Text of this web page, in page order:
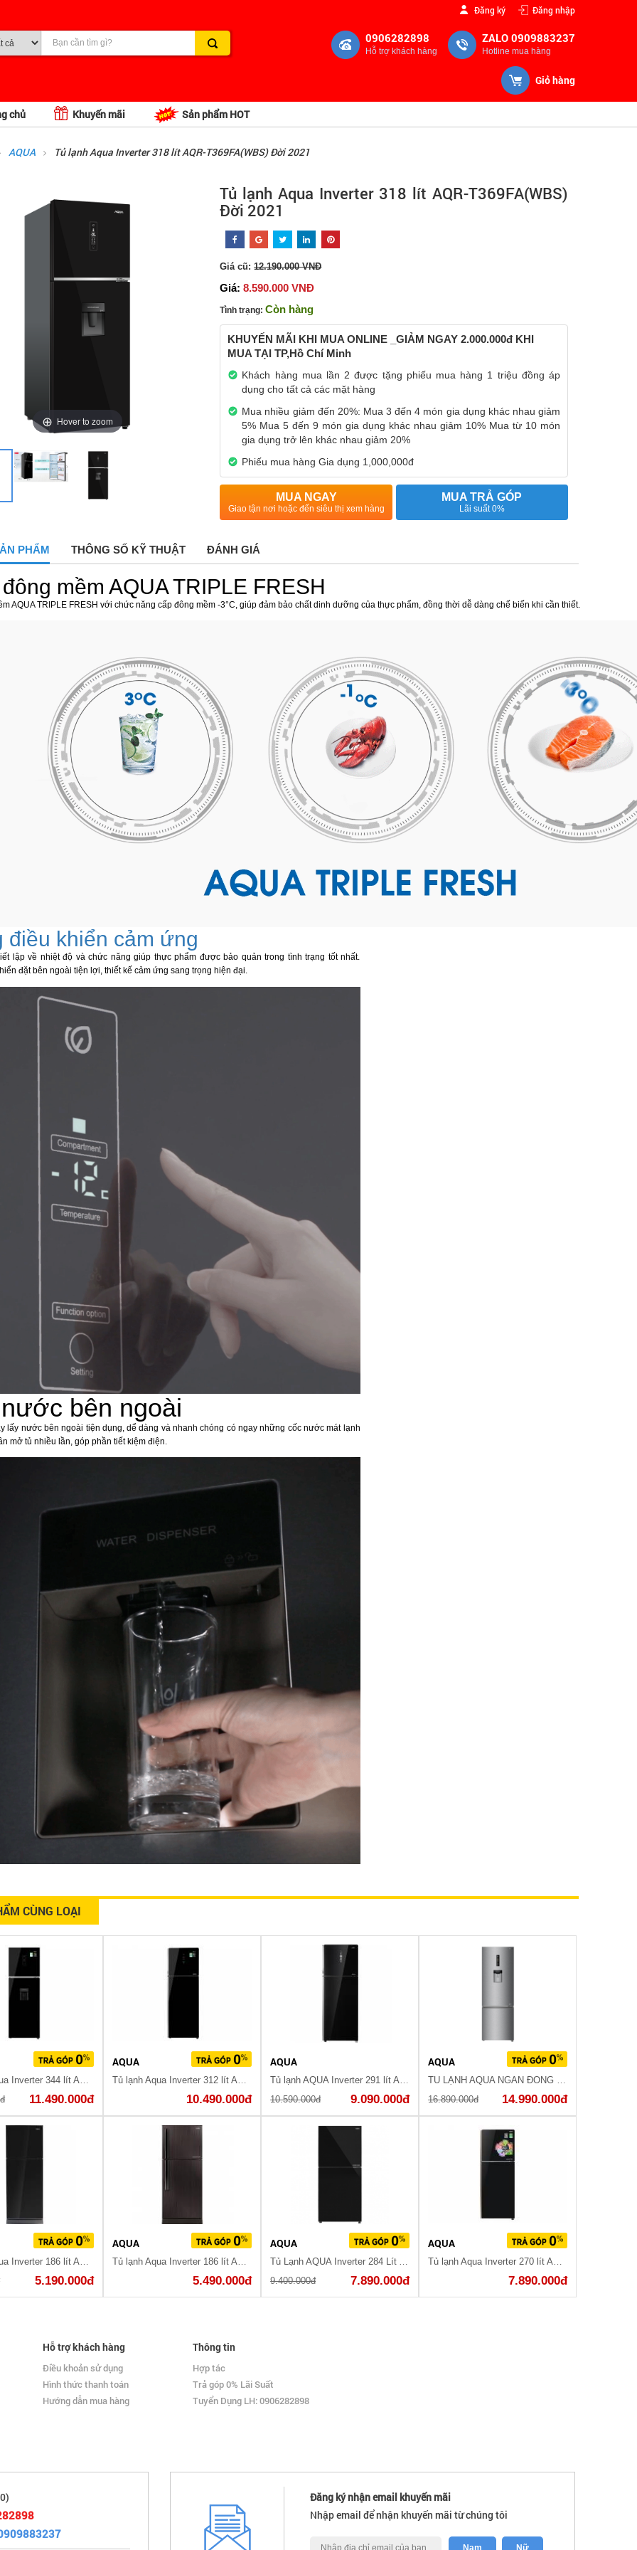
Đăng ký Đăng nhập
ZALO 0909883237
Hotline mua hàng
0906282898
Hỗ trợ khách hàng
Giỏ hàng
chủ Khuyến mãi Sản phẩm HOT
AQUA Tủ lạnh Aqua Inverter 318 lít AQR-T369FA(WBS) Đời 2021
Hover to zoom
Tủ lạnh Aqua Inverter 318 lít AQR-T369FA(WBS)
Đời 2021
Giá cũ: 12.190.000 VNĐ
Giá: 8.590.000 VNĐ
Tình trạng: Còn hàng
KHUYẾN MÃI KHI MUA ONLINE _GIẢM NGAY 2.000.000đ KHI
MUA TẠI TP,Hồ Chí Minh
Khách hàng mua lần 2 được tặng phiếu mua hàng 1 triệu đồng áp
dụng cho tất cả các mặt hàng
Mua nhiều giảm đến 20%: Mua 3 đến 4 món gia dụng khác nhau giảm
5% Mua 5 đến 9 món gia dụng khác nhau giảm 10% Mua từ 10 món
gia dụng trở lên khác nhau giảm 20%
Phiếu mua hàng Gia dụng 1,000,000đ
MUA NGAY
Giao tận nơi hoặc đến siêu thị xem hàng
MUA TRẢ GÓP
Lãi suất 0%
PHẨM THÔNG SỐ KỸ THUẬT ĐÁNH GIÁ
mềm AQUA TRIPLE FRESH
AQUA TRIPLE FRESH với chức năng cấp đông mềm -3°C, giúp đảm bảo chất dinh dưỡng của thực phẩm, đồng thời dễ dàng chế biến khi cần thiết.
điều khiển cảm ứng
lập về nhiệt độ và chức năng giúp thực phẩm được bảo quản trong tình trạng tốt nhất.
đặt bên ngoài tiện lợi, thiết kế cảm ứng sang trọng hiện đại.
bên ngoài
lấy nước bên ngoài tiện dụng, dể dàng và nhanh chóng có ngay những cốc nước mát lạnh
mở tủ nhiều lần, góp phần tiết kiệm điện.
CÙNG LOẠI
Tủ lạnh Aqua Inverter 344 lít AQR-T389FA(WGB) Hồ Chí Minh 2021
11.490.000đ
AQUA
Tủ lạnh Aqua Inverter 312 lít AQR-T359MA(GB) Mới 2020
10.490.000đ
AQUA
Tủ lạnh AQUA Inverter 291 lít AQR-T329MA(GB)
10.590.000đ
9.090.000đ
AQUA
TỦ LẠNH AQUA NGĂN ĐÔNG DƯỚI AQR-IW378EB (EW)
16.890.000đ
14.990.000đ
5.190.000đ
AQUA
5.490.000đ
AQUA
9.400.000đ
7.890.000đ
AQUA
7.890.000đ
Hỗ trợ khách hàng
Điều khoản sử dụng
Hình thức thanh toán
Hướng dẫn mua hàng
Thông tin
Hợp tác
Trả góp 0% Lãi Suất
Tuyển Dụng LH: 0906282898
Đăng ký nhận email khuyến mãi
Nhập email để nhận khuyến mãi từ chúng tôi